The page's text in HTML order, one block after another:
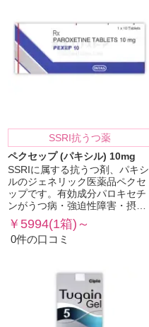
SSRI抗うつ薬
ペクセップ (パキシル) 10mg
SSRIに属する抗うつ剤、パキシ
ルのジェネリック医薬品ペクセ
ップです。有効成分パロキセチ
ンがうつ病・強迫性障害・摂…
￥5994(1箱)～
0件の口コミ